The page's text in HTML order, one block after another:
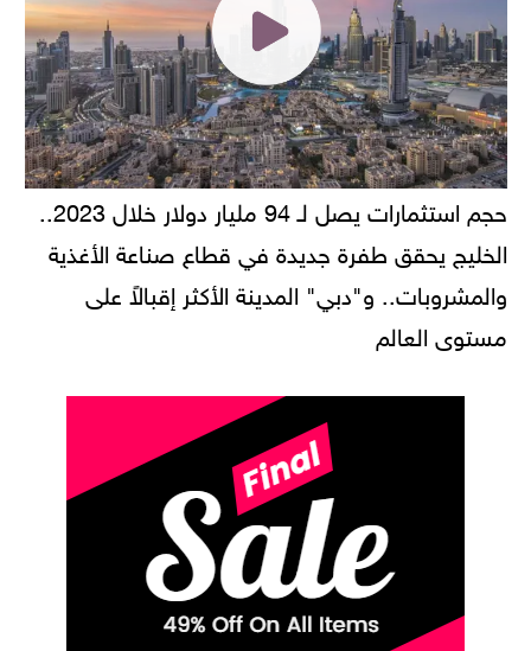
حجم استثمارات يصل لـ 94 مليار دولار خلال 2023..
الخليج يحقق طفرة جديدة في قطاع صناعة الأغذية
والمشروبات.. و"دبي" المدينة الأكثر إقبالاً على
مستوى العالم